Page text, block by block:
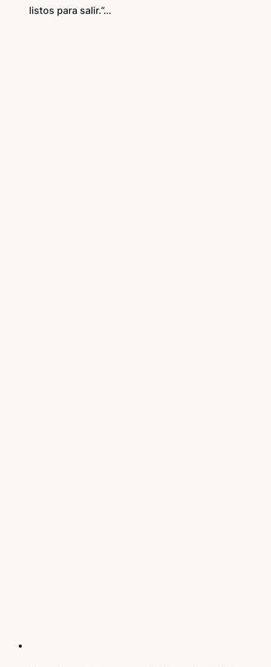
listos para salir.”…